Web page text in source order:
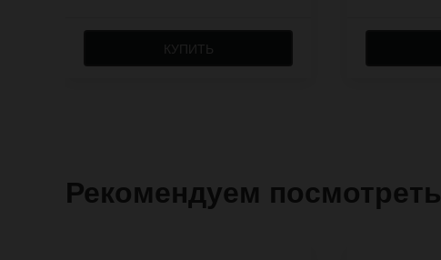
КУПИТЬ
Рекомендуем посмотреть